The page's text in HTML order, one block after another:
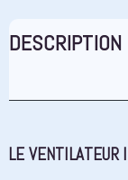
LE VENTILATEUR